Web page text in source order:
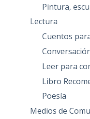
Pintura,
Lectura
Cuentos
Leer para
Libro
Poesía
Medios de